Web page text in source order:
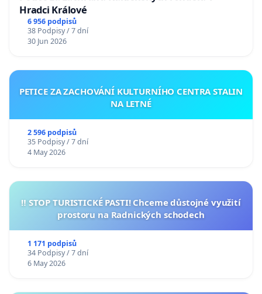
Hradci Králové
6 956 podpisů
38 Podpisy / 7 dní
30 Jun 2026
PETICE ZA ZACHOVÁNÍ KULTURNÍHO CENTRA STALIN
NA LETNÉ
2 596 podpisů
35 Podpisy / 7 dní
4 May 2026
‼️ STOP TURISTICKÉ PASTI! Chceme důstojné využití
prostoru na Radnických schodech
1 171 podpisů
34 Podpisy / 7 dní
6 May 2026